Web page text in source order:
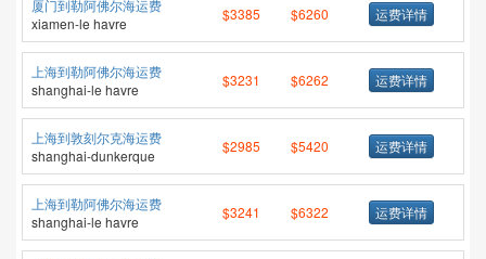
厦门到勒阿佛尔海运费
xiamen-le havre
$3385 $6260 运费详情
上海到勒阿佛尔海运费
shanghai-le havre
$3231 $6262 运费详情
上海到敦刻尔克海运费
shanghai-dunkerque
$2985 $5420 运费详情
上海到勒阿佛尔海运费
shanghai-le havre
$3241 $6322 运费详情